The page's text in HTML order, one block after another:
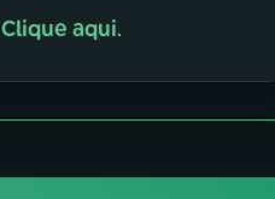
Clique aqui.